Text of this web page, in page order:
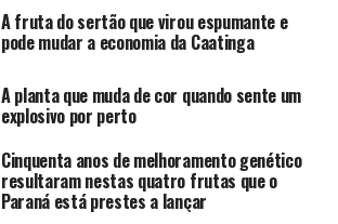
A fruta do sertão que virou espumante e
pode mudar a economia da Caatinga
A planta que muda de cor quando sente um
explosivo por perto
Cinquenta anos de melhoramento genético
resultaram nestas quatro frutas que o
Paraná está prestes a lançar